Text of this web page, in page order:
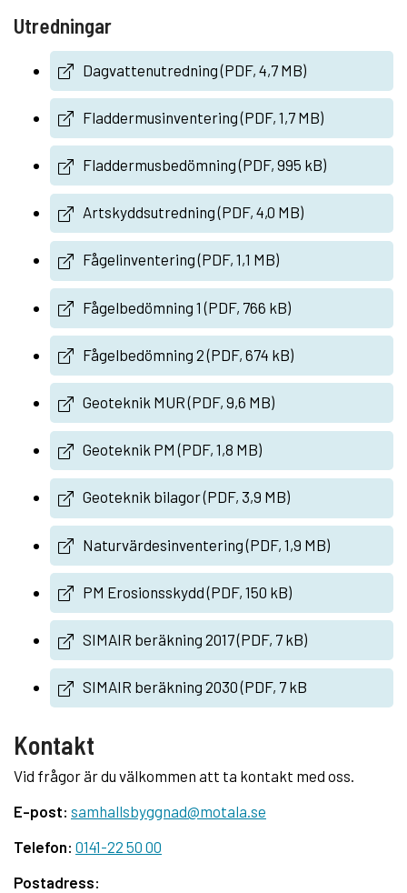
Utredningar
Dagvattenutredning (PDF, 4,7 MB)
Fladdermusinventering (PDF, 1,7 MB)
Fladdermusbedömning (PDF, 995 kB)
Artskyddsutredning (PDF, 4,0 MB)
Fågelinventering (PDF, 1,1 MB)
Fågelbedömning 1 (PDF, 766 kB)
Fågelbedömning 2 (PDF, 674 kB)
Geoteknik MUR (PDF, 9,6 MB)
Geoteknik PM (PDF, 1,8 MB)
Geoteknik bilagor (PDF, 3,9 MB)
Naturvärdesinventering (PDF, 1,9 MB)
PM Erosionsskydd (PDF, 150 kB)
SIMAIR beräkning 2017 (PDF, 7 kB)
SIMAIR beräkning 2030 (PDF, 7 kB
Kontakt
Vid frågor är du välkommen att ta kontakt med oss.
E-post: samhallsbyggnad@motala.se
Telefon: 0141-22 50 00
Postadress: